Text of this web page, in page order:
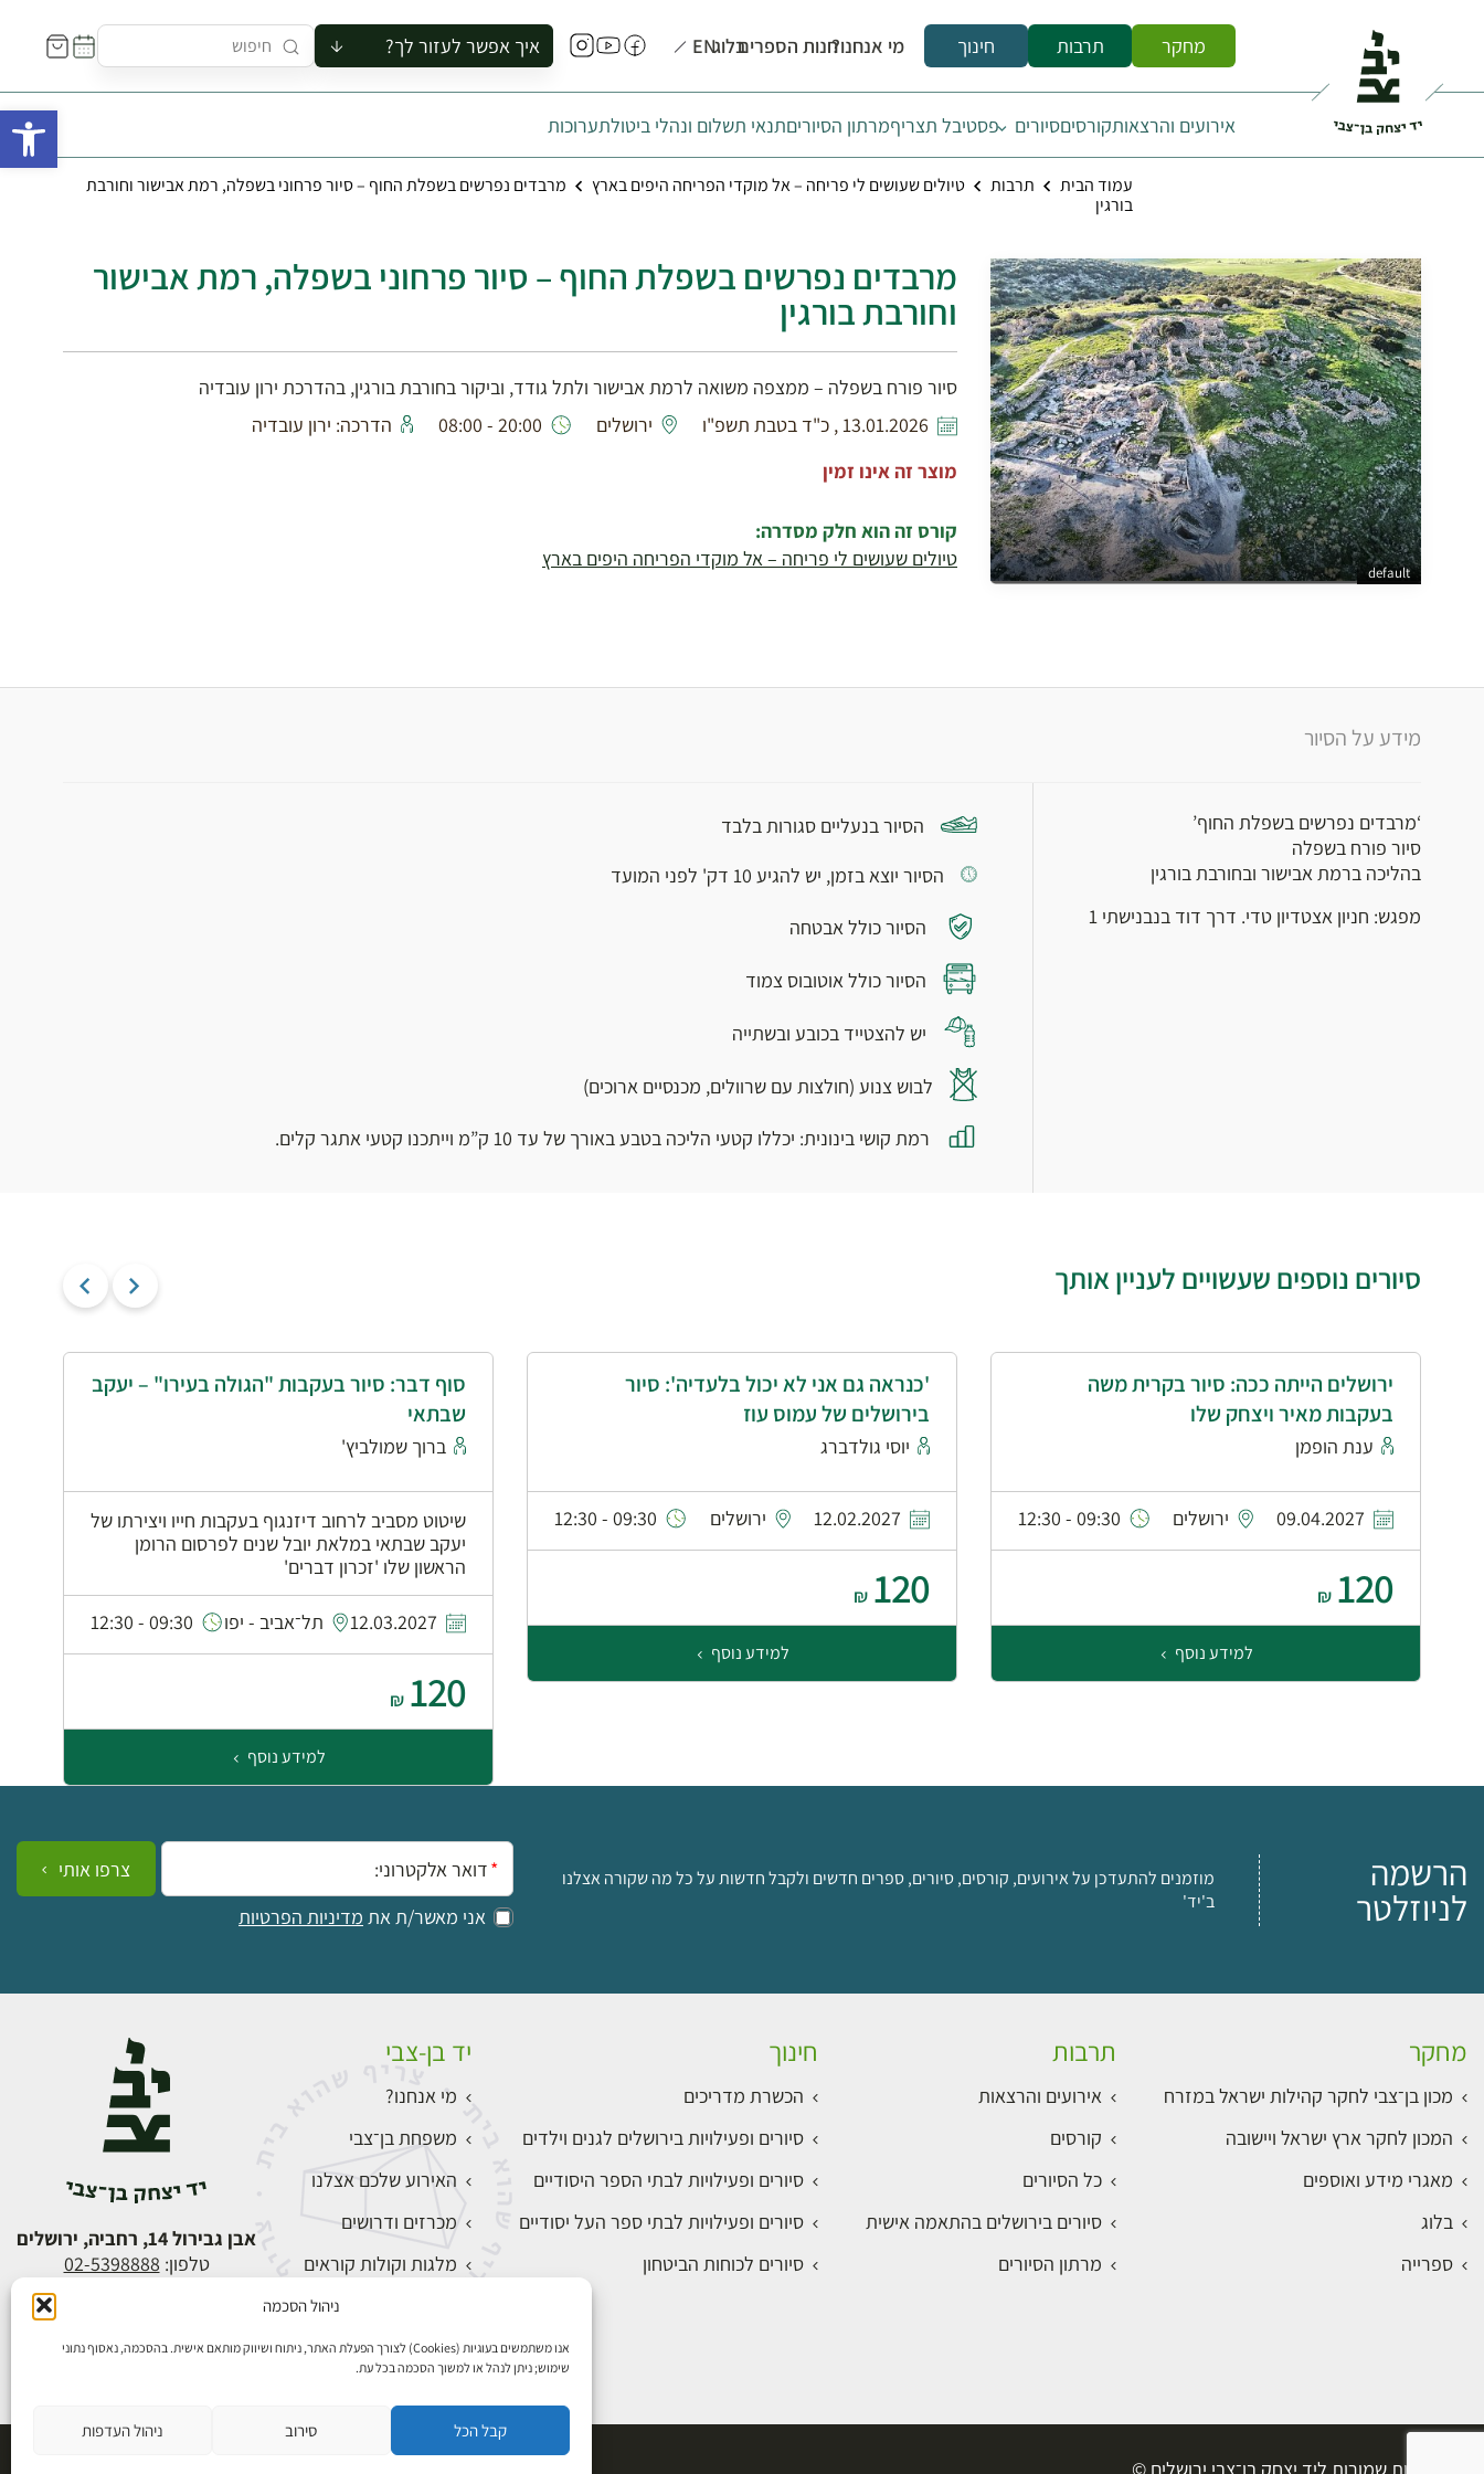
ניהול הסכמה
אנו משתמשים בעוגיות (Cookies) לצורך הפעלת האתר, ניתוח ושיווק מותאם אישית. בהסכמה, נאסוף נתוני
שימוש; ניתן לנהל או למשוך הסכמה בכל עת.
קבל הכל סירוב ניהול העדפות
מחקר תרבות חינוך מי אנחנו?חנות הספריםבלוגEN איך אפשר לעזור לך?
להזמין סיור לקבוצה
להירשם לסיור
להירשם לקורס
לקנות ספר
אירועים והרצאותקורסיםסיורים פסטיבל תצריףמרתון הסיוריםתנאי תשלום ונהלי ביטולתערוכות
עמוד הבית תרבות טיולים שעושים לי פריחה – אל מוקדי הפריחה היפים בארץ
מרבדים נפרשים בשפלת החוף – סיור פרחוני בשפלה, רמת אבישור וחורבת
בורגין
default
מרבדים נפרשים בשפלת החוף – סיור פרחוני בשפלה, רמת אבישור
וחורבת בורגין
סיור פורח בשפלה – ממצפה משואה לרמת אבישור ולתל גודד, וביקור בחורבת בורגין, בהדרכת ירון עובדיה
13.01.2026 , כ"ד בטבת תשפ"ו
ירושלים 20:00 - 08:00
הדרכה: ירון עובדיה
מוצר זה אינו זמין
קורס זה הוא חלק מסדרה:
טיולים שעושים לי פריחה – אל מוקדי הפריחה היפים בארץ
מידע על הסיור
‘מרבדים נפרשים בשפלת החוף’
סיור פורח בשפלה
בהליכה ברמת אבישור ובחורבת בורגין
מפגש: חניון אצטדיון טדי. דרך דוד בנבנישתי 1
הסיור בנעליים סגורות בלבד
הסיור יוצא בזמן, יש להגיע 10 דק' לפני המועד
הסיור כולל אבטחה
הסיור כולל אוטובוס צמוד
יש להצטייד בכובע ובשתייה
לבוש צנוע (חולצות עם שרוולים, מכנסיים ארוכים)
רמת קושי בינונית: יכללו קטעי הליכה בטבע באורך של עד 10 ק”מ וייתכנו קטעי אתגר קלים.
סיורים נוספים שעשויים לעניין אותך
ירושלים הייתה ככה: סיור בקרית משה
בעקבות מאיר ויצחק שלו
ענת הופמן
09.04.2027 ירושלים 09:30 - 12:30
120
₪
למידע נוסף
'כנראה גם אני לא יכול בלעדיה': סיור
בירושלים של עמוס עוז
יוסי גולדברג
12.02.2027 ירושלים 09:30 - 12:30
120
₪
למידע נוסף
סוף דבר: סיור בעקבות "הגולה בעירו" – יעקב
שבתאי
ברוך שמולביץ'
שיטוט מסביב לרחוב דיזנגוף בעקבות חייו ויצירתו של
יעקב שבתאי במלאת יובל שנים לפרסום הרומן
הראשון שלו 'זכרון דברים'
12.03.2027 תל־אביב - יפו 09:30 - 12:30
120
₪
למידע נוסף
הרשמה
לניוזלטר
מוזמנים להתעדכן על אירועים, קורסים, סיורים, ספרים חדשים ולקבל חדשות על כל מה שקורה אצלנו
ב'יד'
אימייל:
אני מאשר/ת את מדיניות הפרטיות
צרפו אותי
מחקר
מכון בן־צבי לחקר קהילות ישראל במזרח
המכון לחקר ארץ ישראל ויישובה
מאגרי מידע ואוספים
בלוג
ספרייה
תרבות
אירועים והרצאות
קורסים
כל הסיורים
סיורים בירושלים בהתאמה אישית
מרתון הסיורים
חינוך
הכשרת מדריכים
סיורים ופעילויות בירושלים לגנים וילדים
סיורים ופעילויות לבתי הספר היסודיים
סיורים ופעילויות לבתי ספר העל יסודיים
סיורים לכוחות הביטחון
יד בן-צבי
מי אנחנו?
משפחת בן־צבי
האירוע שלכם אצלנו
מכרזים ודרושים
מלגות וקולות קוראים
התחברות
אבן גבירול 14, רחביה, ירושלים
טלפון: 02-5398888
כל הזכויות שמורות ליד יצחק בן־צבי ירושלים ©